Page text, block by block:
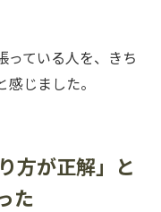
っている人を、きち
じました。
方が正解」と
た